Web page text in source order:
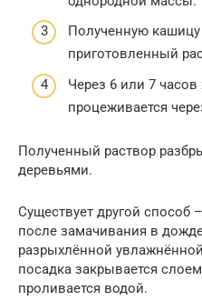
Полученную
приготовленный
Через 6 или 7
процеживается
Полученный раствор
деревьями.
Существует другой способ
после замачивания в
разрыхлённой
посадка закрывается слоем
проливается водой.